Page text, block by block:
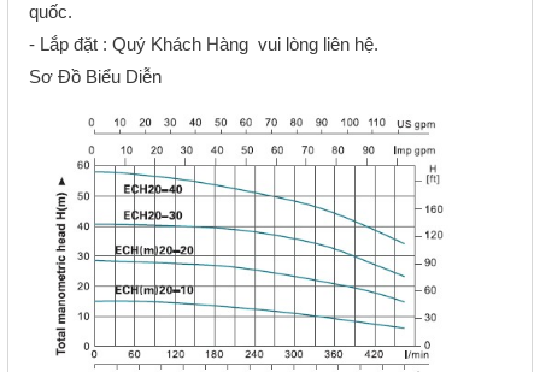
quốc.
- Lắp đặt : Quý Khách Hàng vui lòng liên hệ.
Sơ Đồ Biểu Diễn